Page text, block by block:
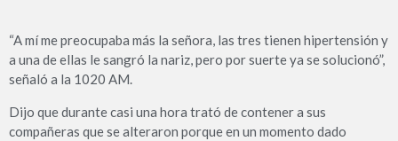
“A mí me preocupaba más la señora, las tres tienen hipertensión y
a una de ellas le sangró la nariz, pero por suerte ya se solucionó”,
señaló a la 1020 AM.
Dijo que durante casi una hora trató de contener a sus
compañeras que se alteraron porque en un momento dado